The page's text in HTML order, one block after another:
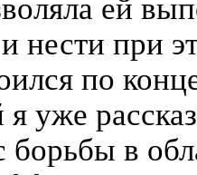
ей
нести при
по
я уже
борьбы в